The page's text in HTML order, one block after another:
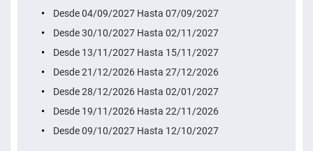
Desde 04/09/2027 Hasta 07/09/2027
Desde 30/10/2027 Hasta 02/11/2027
Desde 13/11/2027 Hasta 15/11/2027
Desde 21/12/2026 Hasta 27/12/2026
Desde 28/12/2026 Hasta 02/01/2027
Desde 19/11/2026 Hasta 22/11/2026
Desde 09/10/2027 Hasta 12/10/2027